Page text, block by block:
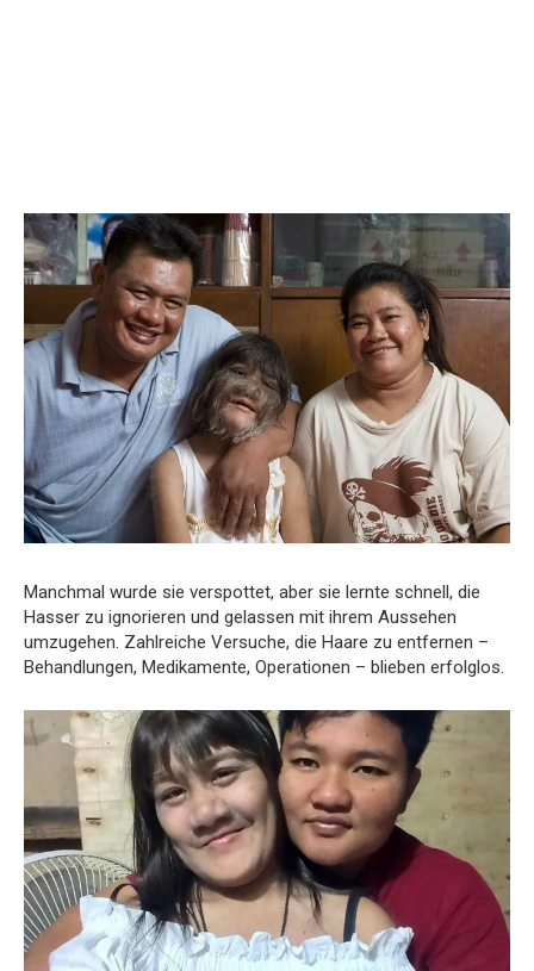
Manchmal wurde sie verspottet, aber sie lernte schnell, die
Hasser zu ignorieren und gelassen mit ihrem Aussehen
umzugehen. Zahlreiche Versuche, die Haare zu entfernen –
Behandlungen, Medikamente, Operationen – blieben erfolglos.